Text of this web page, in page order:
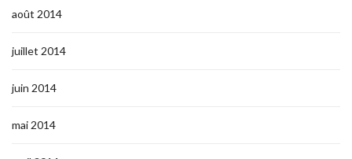
août 2014
juillet 2014
juin 2014
mai 2014